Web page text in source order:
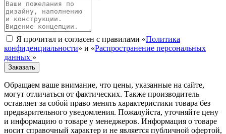
Я прочитал и согласен с правилами «Политика
конфиденциальности» и «Распространение персональных
данных »
Заказать
Обращаем ваше внимание, что цены, указанные на сайте,
могут отличаться от фактических. Также производитель
оставляет за собой право менять характеристики товара без
предварительного уведомления. Пожалуйста, уточняйте цену
и информацию о товаре у менеджеров. Информация о товаре
носит справочный характер и не является публичной офертой,